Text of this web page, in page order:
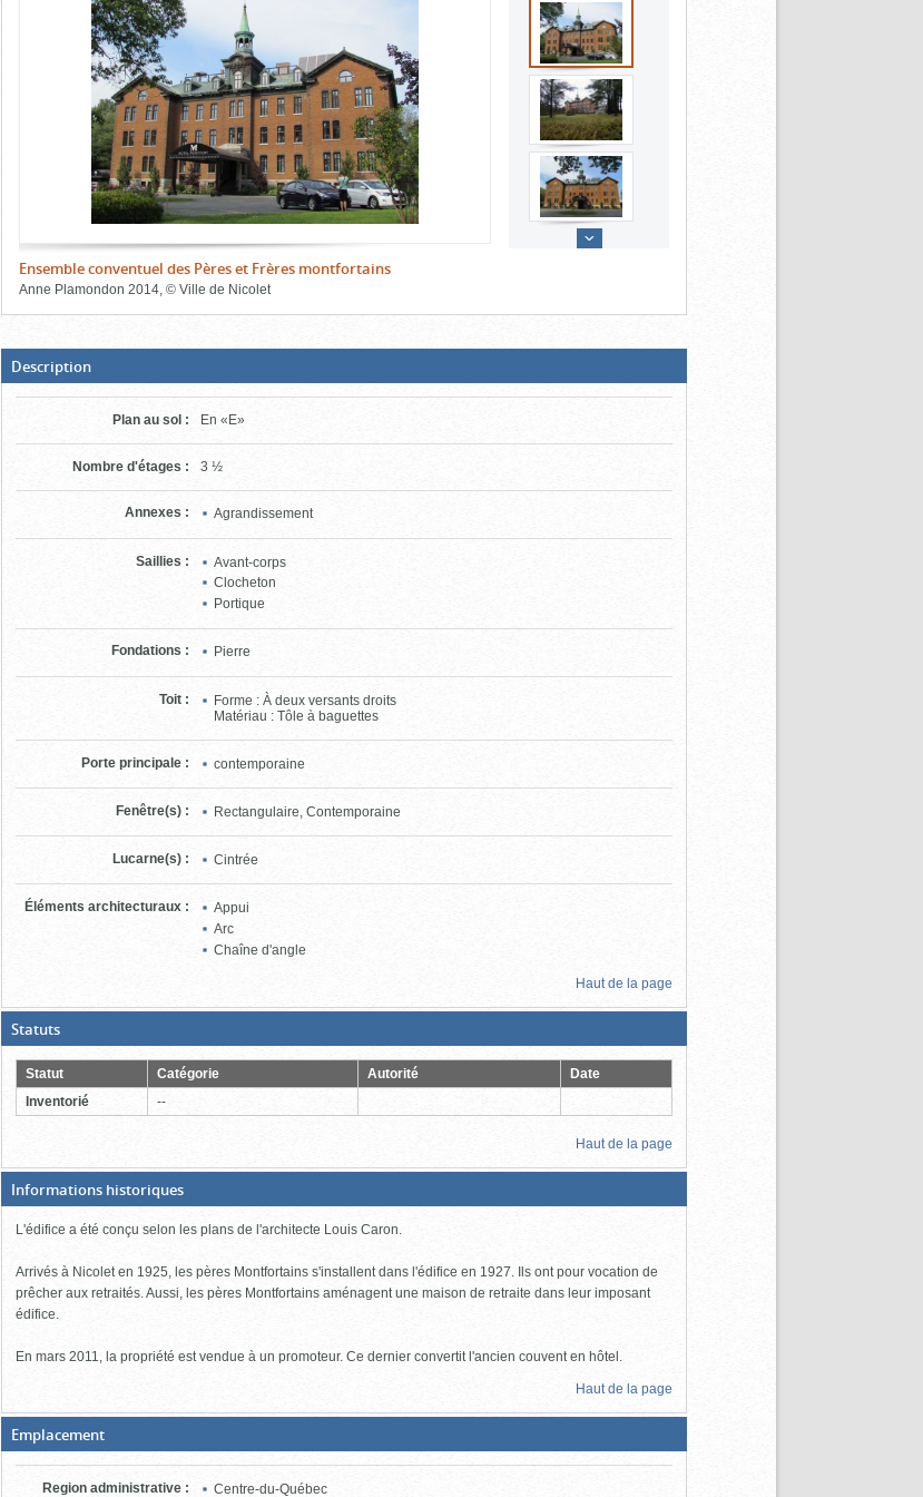
contenu)
le
contenu)
l'onglet
Ensemble conventuel des Pères et Frères montfortains
Anne Plamondon 2014 © Ville de Nicolet
bloc
d'onglets
Description(Boite
ouverte,
cliquer
pour
fermer)
Plan au sol : En «E»
Nombre d'étages : 3 ½
Annexes : Agrandissement
Saillies :
Avant-corps
Clocheton
Portique
Fondations : Pierre
Toit :
Forme : À deux versants droits
Matériau : Tôle à baguettes
Porte principale : contemporaine
Fenêtre(s) : Rectangulaire, Contemporaine
Lucarne(s) : Cintrée
Éléments architecturaux :
Appui
Arc
Chaîne d'angle
Haut de la page
Statuts(Boite
ouverte,
cliquer
pour
fermer)
Statut Catégorie Autorité
Date
Inventorié
--
Haut de la page
Informations historiques(Boite
fermée,
cliquer
pour
L'édifice a été conçu selon les plans de l'architecte Louis Caron.
Arrivés à Nicolet en 1925, les pères Montfortains s'installent dans l'édifice en 1927. Ils ont pour vocation de
prêcher aux retraités. Aussi, les pères Montfortains aménagent une maison de retraite dans leur imposant
édifice.
En mars 2011, la propriété est vendue à un promoteur. Ce dernier convertit l'ancien couvent en hôtel.
Haut de la page
Emplacement(Boite
fermée,
cliquer
pour
Region administrative : Centre-du-Québec